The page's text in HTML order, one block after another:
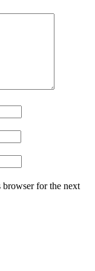
browser for the next